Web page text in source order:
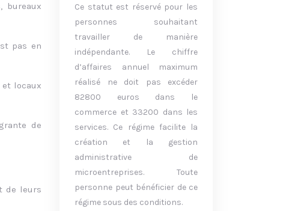
bureaux
pas en
locaux
de
de leurs
Ce statut est réservé pour les
personnes souhaitant
travailler de manière
indépendante. Le chiffre
d’affaires annuel maximum
réalisé ne doit pas excéder
82800 euros dans le
commerce et 33200 dans les
services. Ce régime facilite la
création et la gestion
administrative de
microentreprises. Toute
personne peut bénéficier de ce
régime sous des conditions.